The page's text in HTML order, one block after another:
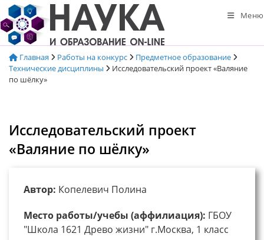
Перейти
к
содержимому
Меню
Главная Работы на конкурс
Предметное образование
Технические дисциплины
Исследовательский проект «Валяние
по шёлку»
Исследовательский проект
«Валяние по шёлку»
Автор: Копелевич Полина
Место работы/учебы (аффилиация): ГБОУ
"Школа 1621 Древо жизни" г.Москва, 1 класс